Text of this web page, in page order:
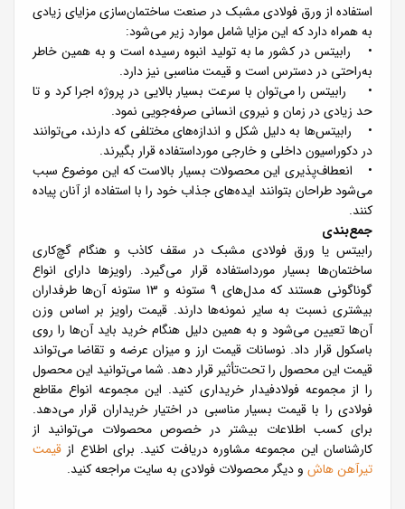
استفاده از ورق فولادی مشبک در صنعت ساختمان‌سازی مزایای زیادی
به همراه دارد که این مزایا شامل موارد زیر می‌شود:
• رابیتس در کشور ما به تولید انبوه رسیده است و به همین خاطر
به‌راحتی در دسترس است و قیمت مناسبی نیز دارد.
• رابیتس را می‌توان با سرعت بسیار بالایی در پروژه اجرا کرد و تا
حد زیادی در زمان و نیروی انسانی صرفه‌جویی نمود.
• رابیتس‌ها به دلیل شکل و اندازه‌های مختلفی که دارند، می‌توانند
در دکوراسیون داخلی و خارجی مورداستفاده قرار بگیرند.
• انعطاف‌پذیری این محصولات بسیار بالاست که این موضوع سبب
می‌شود طراحان بتوانند ایده‌های جذاب خود را با استفاده از آنان پیاده
کنند.
جمع‌بندی
رابیتس یا ورق فولادی مشبک در سقف کاذب و هنگام گچ‌کاری
ساختمان‌ها بسیار مورداستفاده قرار می‌گیرد. راویزها دارای انواع
گوناگونی هستند که مدل‌های 9 ستونه و 13 ستونه آن‌ها طرفداران
بیشتری نسبت به سایر نمونه‌ها دارند. قیمت راویز بر اساس وزن
آن‌ها تعیین می‌شود و به همین دلیل هنگام خرید باید آن‌ها را روی
باسکول قرار داد. نوسانات قیمت ارز و میزان عرضه و تقاضا می‌تواند
قیمت این محصول را تحت‌تأثیر قرار دهد. شما می‌توانید این محصول
را از مجموعه فولادفیدار خریداری کنید. این مجموعه انواع مقاطع
فولادی را با قیمت بسیار مناسبی در اختیار خریداران قرار می‌دهد.
برای کسب اطلاعات بیشتر در خصوص محصولات می‌توانید از
کارشناسان این مجموعه مشاوره دریافت کنید. برای اطلاع از قیمت
تیرآهن هاش و دیگر محصولات فولادی به سایت مراجعه کنید.